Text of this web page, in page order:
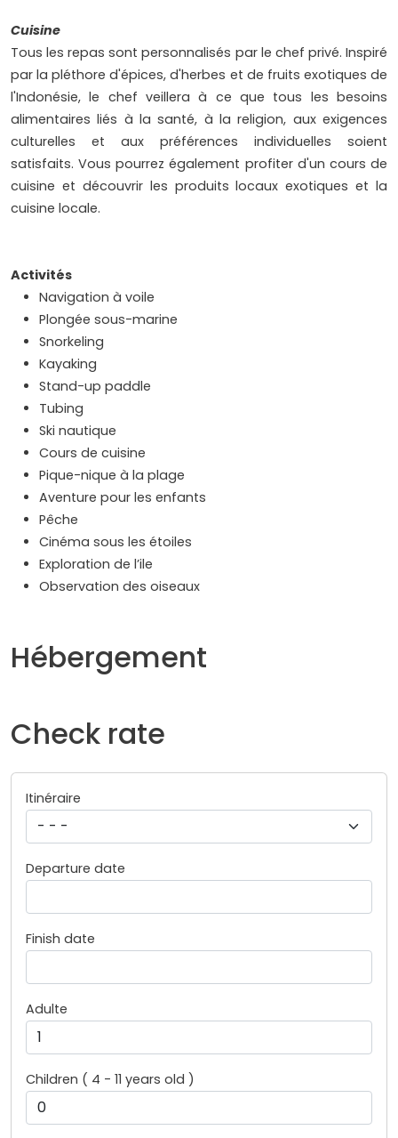
Cuisine
Tous les repas sont personnalisés par le chef privé. Inspiré
par la pléthore d'épices, d'herbes et de fruits exotiques de
l'Indonésie, le chef veillera à ce que tous les besoins
alimentaires liés à la santé, à la religion, aux exigences
culturelles et aux préférences individuelles soient
satisfaits. Vous pourrez également profiter d'un cours de
cuisine et découvrir les produits locaux exotiques et la
cuisine locale.
Activités
Navigation à voile
Plongée sous-marine
Snorkeling
Kayaking
Stand-up paddle
Tubing
Ski nautique
Cours de cuisine
Pique-nique à la plage
Aventure pour les enfants
Pêche
Cinéma sous les étoiles
Exploration de l’ile
Observation des oiseaux
Hébergement
Check rate
Itinéraire
Departure date
Finish date
Adulte
Children ( 4 - 11 years old )